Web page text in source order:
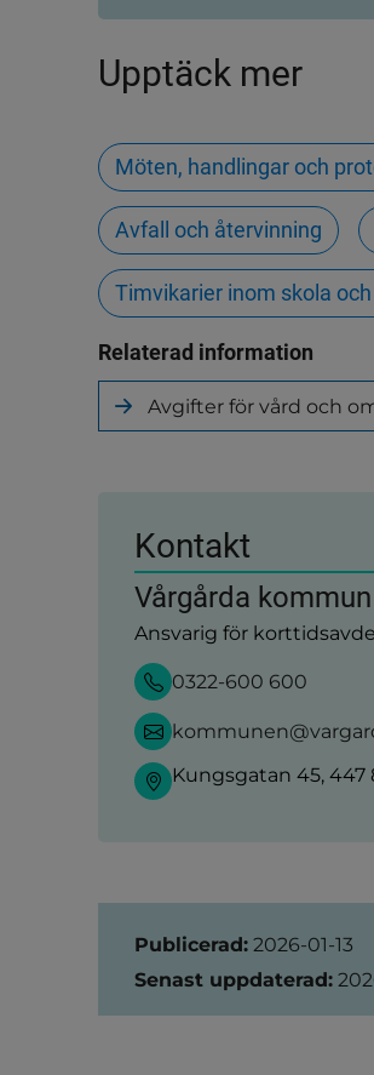
Upptäck mer
Möten, handlingar och
Avfall och återvinning
Timvikarier inom skola
Relaterad information
Avgifter för vård och
Kontakt
Vårgårda kommun
Ansvarig för
0322-600 600
Kungsgatan 45, 447
Sidinformation
Publicerad: 2026-01-13
Senast uppdaterad: